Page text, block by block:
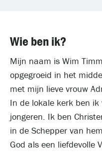
Wie ben ik?
Mijn naam is Wim
opgegroeid in het
met mijn lieve vrouw
In de lokale kerk ben ik
jongeren. Ik ben
in de Schepper van
God als een liefdevolle